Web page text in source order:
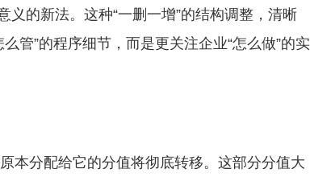
的新法。这种“一删一增”的结构调整，清晰
管”的程序细节，而是更关注企业“怎么做”的实
本分配给它的分值将彻底转移。这部分分值大